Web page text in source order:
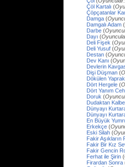
Çöl Kartalı (
Çöpçatanlar
Damga (
Damgalı Adam (
Darbe (
Dayı (
Deli Fişek (
Deli Yusuf (
Destan (
Dev Kanı (
Devlerin
Dişi Düşman (
Dökülen
Dört Hergele (
Dört Yanım
Doruk (
Dudaktan Kalbe
Dünyayı
Dünyayı
En Büyük
Erkekçe (
Eski Silah (
Fakir Aşıkların
Fakir Bir Kız
Fakir Gencin
Ferhat ile Şirin (
Firardan Sonra